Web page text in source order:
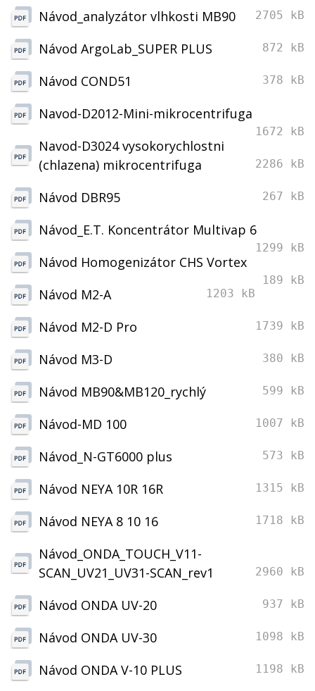
Návod_analyzátor vlhkosti MB90 2705 kB
Návod ArgoLab_SUPER PLUS 872 kB
Návod COND51 378 kB
Navod-D2012-Mini-mikrocentrifuga
1672 kB
Navod-D3024 vysokorychlostni
(chlazena) mikrocentrifuga
2286 kB
Návod DBR95 267 kB
Návod_E.T. Koncentrátor Multivap 6
1299 kB
Návod Homogenizátor CHS Vortex
189 kB
Návod M2-A 1203 kB
Návod M2-D Pro 1739 kB
Návod M3-D 380 kB
Návod MB90&MB120_rychlý 599 kB
Návod-MD 100 1007 kB
Návod_N-GT6000 plus 573 kB
Návod NEYA 10R 16R 1315 kB
Návod NEYA 8 10 16 1718 kB
Návod_ONDA_TOUCH_V11-
SCAN_UV21_UV31-SCAN_rev1
2960 kB
Návod ONDA UV-20 937 kB
Návod ONDA UV-30 1098 kB
Návod ONDA V-10 PLUS 1198 kB